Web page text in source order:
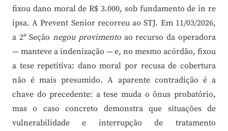
fixou dano moral de R$ 3.000, sob fundamento de in re
ipsa. A Prevent Senior recorreu ao STJ. Em 11/03/2026,
a 2ª Seçãonegou provimento ao recurso da operadora
— manteve a indenização — e, no mesmo acórdão, fixou
a tese repetitiva: dano moral por recusa de cobertura
não é mais presumido. A aparente contradição é a
chave do precedente: a tese muda o ônus probatório,
mas o caso concreto demonstra que situações de
vulnerabilidade e interrupção de tratamento